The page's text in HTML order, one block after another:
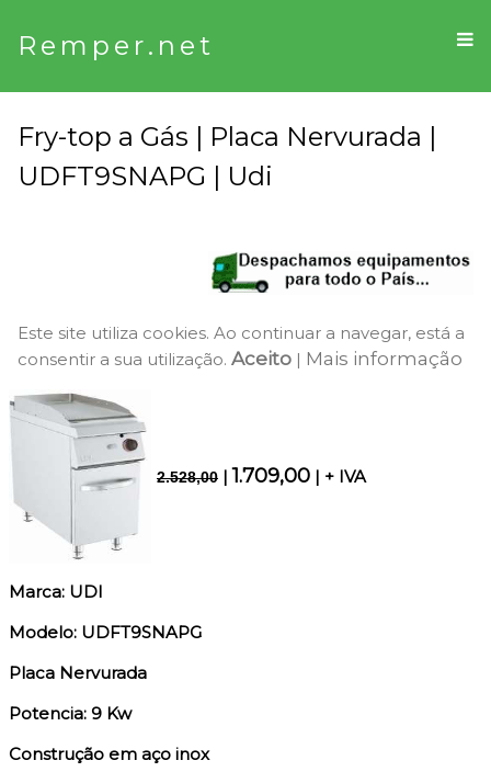
Remper.net
Fry-top a Gás | Placa Nervurada |
UDFT9SNAPG | Udi
Este site utiliza cookies. Ao continuar a navegar, está a
consentir a sua utilização. Aceito | Mais informação
2.528,00 |1.709,00 | + IVA
Marca: UDI
Modelo: UDFT9SNAPG
Placa Nervurada
Potencia: 9 Kw
Construção em aço inox